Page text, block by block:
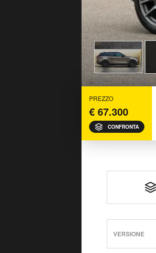
PREZZO
€ 67.300
CONFRONTA
VERSIONE